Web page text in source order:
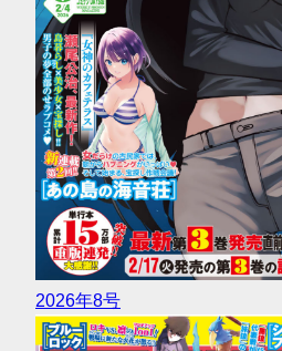
2026年8号